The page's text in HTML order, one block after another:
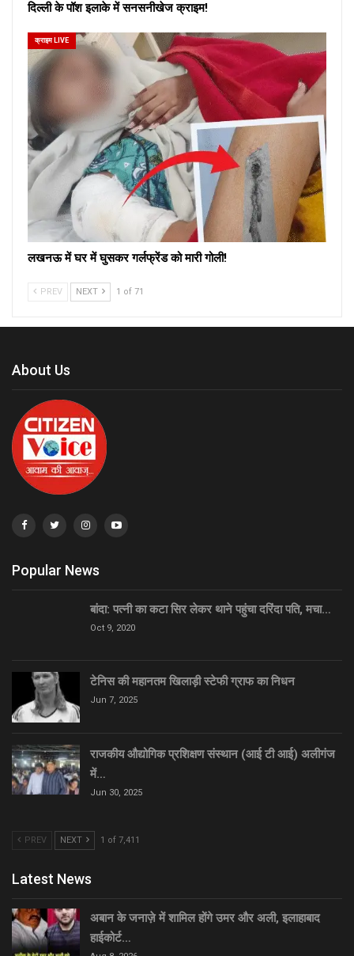
दिल्ली के पॉश इलाके में सनसनीखेज क्राइम!
क्राइम LIVE
लखनऊ में घर में घुसकर गर्लफ्रेंड को मारी गोली!
PREV NEXT 1 of 71
About Us
Popular News
बांदा: पत्नी का कटा सिर लेकर थाने पहुंचा दरिंदा पति, मचा…
Oct 9, 2020
टेनिस की महानतम खिलाड़ी स्टेफी ग्राफ का निधन
Jun 7, 2025
राजकीय औद्योगिक प्रशिक्षण संस्थान (आई टी आई) अलीगंज
में…
Jun 30, 2025
PREV NEXT 1 of 7,411
Latest News
अबान के जनाज़े में शामिल होंगे उमर और अली, इलाहाबाद
हाईकोर्ट…